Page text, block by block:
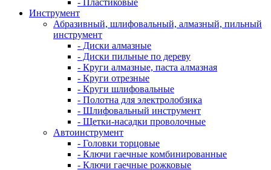
- Пластиковые
Инструмент
Абразивный, шлифовальный, алмазный, пильный
инструмент
- Диски алмазные
- Диски пильные по дереву
- Круги алмазные, паста алмазная
- Круги отрезные
- Круги шлифовальные
- Полотна для электролобзика
- Шлифовальный инструмент
- Щетки-насадки проволочные
Автоинструмент
- Головки торцовые
- Ключи гаечные комбинированные
- Ключи гаечные рожковые